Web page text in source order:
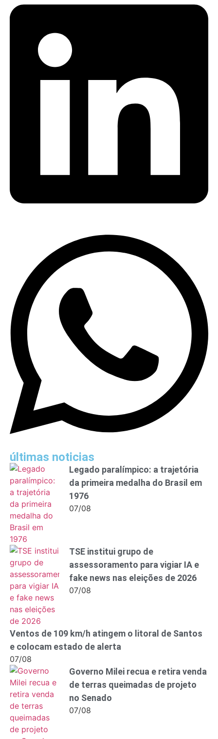
últimas noticias
Legado paralímpico: a trajetória
da primeira medalha do Brasil em
1976
07/08
TSE institui grupo de
assessoramento para vigiar IA e
fake news nas eleições de 2026
07/08
Ventos de 109 km/h atingem o litoral de Santos
e colocam estado de alerta
07/08
Governo Milei recua e retira venda
de terras queimadas de projeto
no Senado
07/08